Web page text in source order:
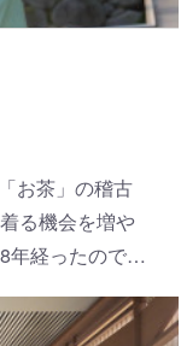
お茶」の稽古
る機会を増や
年経ったので…